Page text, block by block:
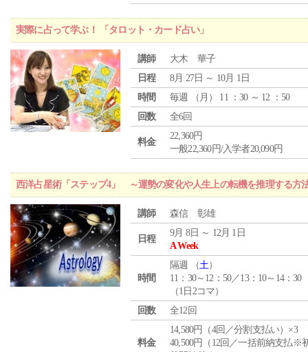
実際に占って学ぶ！ 「タロット・カード占い」
講師
大木 華子
日程
8月 27日 ～ 10月 1日
時間
毎週 （ 月 ） 11 ：30 ～ 12 ：50
回数
全6回
料金
22,360円
一般22,360円/入学者20,090円
西洋占星術「ステップ4」 ～運勢の変化や人生上の転機を推理する方
講師 森信 彰雄
日程
9月 8日 ～ 12月 1日
A Week
時間
隔週 （土）
11：30～12：50／13：10～14：30
（1日2コマ）
回数
全12回
料金
14,580円（4回／分割支払い）×3
40,500円（12回／一括前納支払※